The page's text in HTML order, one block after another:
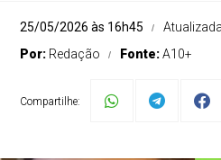
25/05/2026 às 16h45
Por: Redação Fonte:A10+
Compartilhe: